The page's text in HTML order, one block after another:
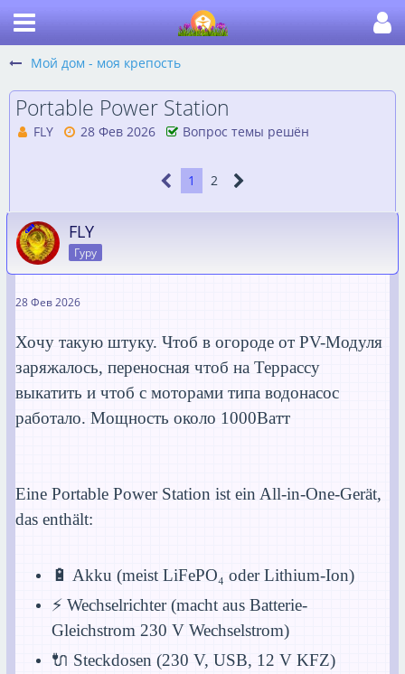
Мой дом - моя крепость
Portable Power Station
FLY 28 Фев 2026 Вопрос темы решён
1 2
FLY
Гуру
28 Фев 2026
Хочу такую штуку. Чтоб в огороде от PV-Модуля
заряжалось, переносная чтоб на Террассу
выкатить и чтоб с моторами типа водонасос
работало. Мощность около 1000Ватт
Eine Portable Power Station ist ein All-in-One-Gerät,
das enthält:
🔋 Akku (meist LiFePO₄ oder Lithium-Ion)
⚡ Wechselrichter (macht aus Batterie-
Gleichstrom 230 V Wechselstrom)
🔌 Steckdosen (230 V, USB, 12 V KFZ)